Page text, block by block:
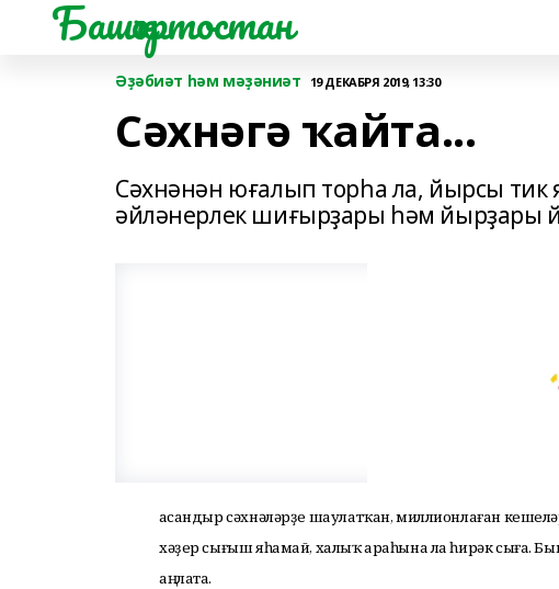
Башҡортостан
Әҙәбиәт һәм мәҙәниәт 19 ДЕКАБРЯ 2019, 13:30
Сәхнәгә ҡайта...
Сәхнәнән юғалып торһа ла, йырсы
әйләнерлек шиғырҙары һәм йырҙары
Ҡасандыр сәхнәләрҙе шаулатҡан, миллионлаған
хәҙер сығыш яһамай, халыҡ араһына ла һирәк сыға.
аңлата.